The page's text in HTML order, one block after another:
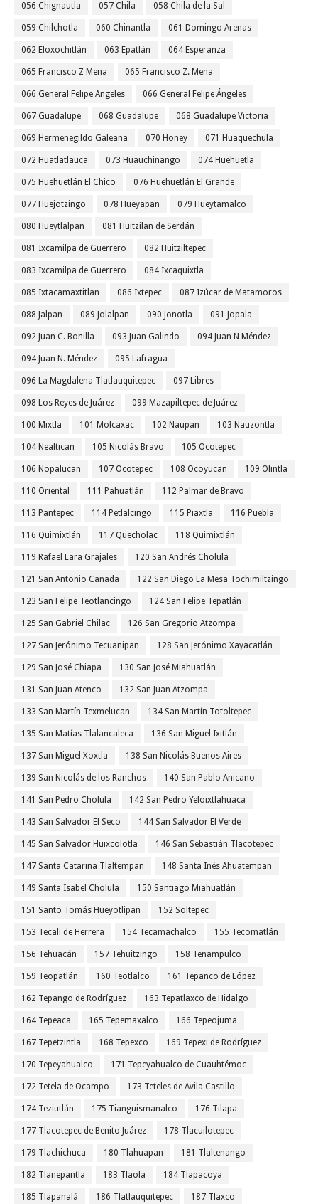
056 Chignautla 057 Chila 058 Chila de la Sal
059 Chilchotla 060 Chinantla 061 Domingo Arenas
062 Eloxochitlán 063 Epatlán 064 Esperanza
065 Francisco Z Mena 065 Francisco Z. Mena
066 General Felipe Angeles 066 General Felipe Ángeles
067 Guadalupe 068 Guadalupe 068 Guadalupe Victoria
069 Hermenegildo Galeana 070 Honey 071 Huaquechula
072 Huatlatlauca 073 Huauchinango 074 Huehuetla
075 Huehuetlán El Chico 076 Huehuetlán El Grande
077 Huejotzingo 078 Hueyapan 079 Hueytamalco
080 Hueytlalpan 081 Huitzilan de Serdán
081 Ixcamilpa de Guerrero 082 Huitziltepec
083 Ixcamilpa de Guerrero 084 Ixcaquixtla
085 Ixtacamaxtitlan 086 Ixtepec 087 Izúcar de Matamoros
088 Jalpan 089 Jolalpan 090 Jonotla 091 Jopala
092 Juan C. Bonilla 093 Juan Galindo 094 Juan N Méndez
094 Juan N. Méndez 095 Lafragua
096 La Magdalena Tlatlauquitepec 097 Libres
098 Los Reyes de Juárez 099 Mazapiltepec de Juárez
100 Mixtla 101 Molcaxac 102 Naupan 103 Nauzontla
104 Nealtican 105 Nicolás Bravo 105 Ocotepec
106 Nopalucan 107 Ocotepec 108 Ocoyucan 109 Olintla
110 Oriental 111 Pahuatlán 112 Palmar de Bravo
113 Pantepec 114 Petlalcingo 115 Piaxtla 116 Puebla
116 Quimixtlán 117 Quecholac 118 Quimixtlán
119 Rafael Lara Grajales 120 San Andrés Cholula
121 San Antonio Cañada 122 San Diego La Mesa Tochimiltzingo
123 San Felipe Teotlancingo 124 San Felipe Tepatlán
125 San Gabriel Chilac 126 San Gregorio Atzompa
127 San Jerónimo Tecuanipan 128 San Jerónimo Xayacatlán
129 San José Chiapa 130 San José Miahuatlán
131 San Juan Atenco 132 San Juan Atzompa
133 San Martín Texmelucan 134 San Martín Totoltepec
135 San Matías Tlalancaleca 136 San Miguel Ixitlán
137 San Miguel Xoxtla 138 San Nicolás Buenos Aires
139 San Nicolás de los Ranchos 140 San Pablo Anicano
141 San Pedro Cholula 142 San Pedro Yeloixtlahuaca
143 San Salvador El Seco 144 San Salvador El Verde
145 San Salvador Huixcolotla 146 San Sebastián Tlacotepec
147 Santa Catarina Tlaltempan 148 Santa Inés Ahuatempan
149 Santa Isabel Cholula 150 Santiago Miahuatlán
151 Santo Tomás Hueyotlipan 152 Soltepec
153 Tecali de Herrera 154 Tecamachalco 155 Tecomatlán
156 Tehuacán 157 Tehuitzingo 158 Tenampulco
159 Teopatlán 160 Teotlalco 161 Tepanco de López
162 Tepango de Rodríguez 163 Tepatlaxco de Hidalgo
164 Tepeaca 165 Tepemaxalco 166 Tepeojuma
167 Tepetzintla 168 Tepexco 169 Tepexi de Rodríguez
170 Tepeyahualco 171 Tepeyahualco de Cuauhtémoc
172 Tetela de Ocampo 173 Teteles de Avila Castillo
174 Teziutlán 175 Tianguismanalco 176 Tilapa
177 Tlacotepec de Benito Juárez 178 Tlacuilotepec
179 Tlachichuca 180 Tlahuapan 181 Tlaltenango
182 Tlanepantla 183 Tlaola 184 Tlapacoya
185 Tlapanalá 186 Tlatlauquitepec 187 Tlaxco